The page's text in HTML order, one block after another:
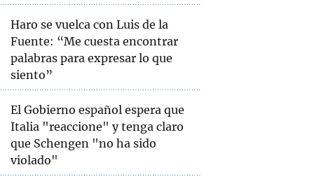
Haro se vuelca con Luis de la
Fuente: “Me cuesta encontrar
palabras para expresar lo que
siento”
El Gobierno español espera que
Italia "reaccione" y tenga claro
que Schengen "no ha sido
violado"